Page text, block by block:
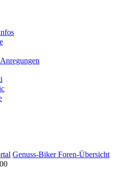
Genuss-Biker Foren-Übersicht